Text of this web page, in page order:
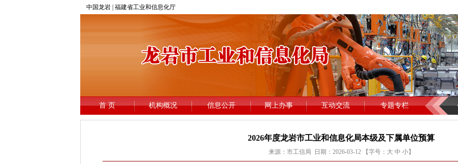
2026年度龙岩市工业和信息化局本级及下属单位预算
来源：市工信局 日期：2026-03-12 【字号： 大 中 小】